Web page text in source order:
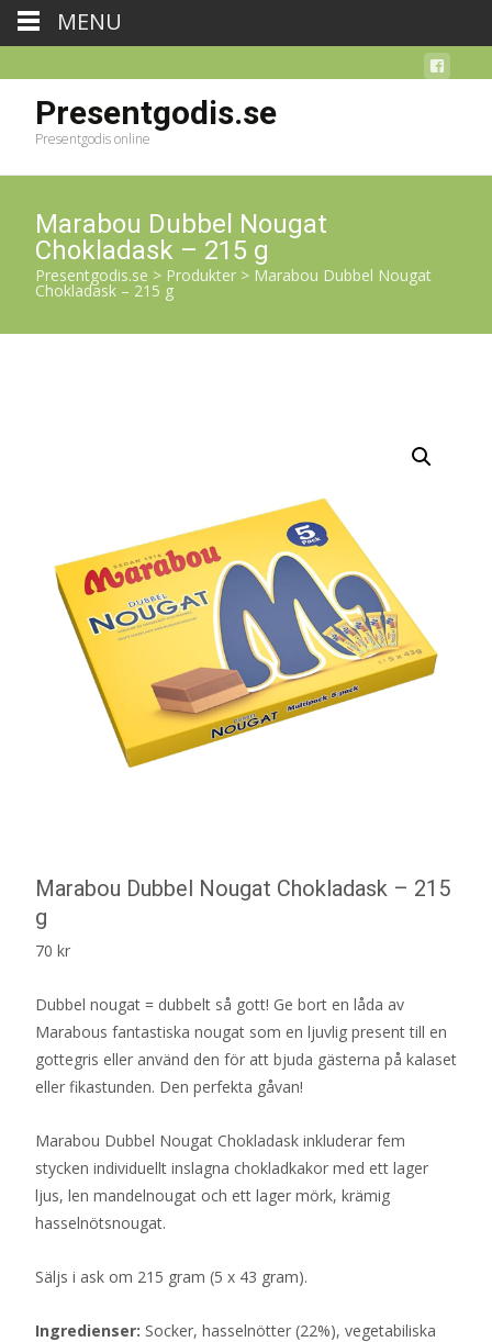
Presentgodis.se
Presentgodis online
Marabou Dubbel Nougat
Chokladask – 215 g
Presentgodis.se > Produkter > Marabou Dubbel Nougat
Chokladask – 215 g
Marabou Dubbel Nougat Chokladask – 215
g
70 kr
Dubbel nougat = dubbelt så gott! Ge bort en låda av
Marabous fantastiska nougat som en ljuvlig present till en
gottegris eller använd den för att bjuda gästerna på kalaset
eller fikastunden. Den perfekta gåvan!
Marabou Dubbel Nougat Chokladask inkluderar fem
stycken individuellt inslagna chokladkakor med ett lager
ljus, len mandelnougat och ett lager mörk, krämig
hasselnötsnougat.
Säljs i ask om 215 gram (5 x 43 gram).
Ingredienser: Socker, hasselnötter (22%), vegetabiliska
MENU